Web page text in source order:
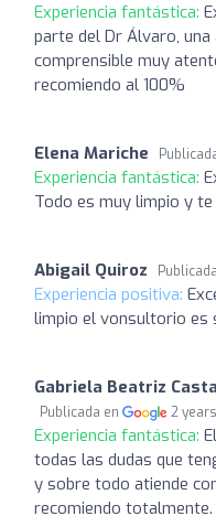
Experiencia fantástica:
parte del Dr Álvaro,
comprensible muy
recomiendo al 100%
Elena Mariche
Experiencia fantástica:
Todo es muy limpio y
Abigail Quiroz
Experiencia positiva:
limpio el vonsultorio es
Gabriela Beatriz
Publicada en 2
Experiencia fantástica:
todas las dudas que
y sobre todo atiende
recomiendo totalmente.